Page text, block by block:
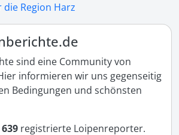
Region Harz
sind eine Community von
informieren wir uns gegenseitig
Bedingungen und schönsten
639 registrierte Loipenreporter.